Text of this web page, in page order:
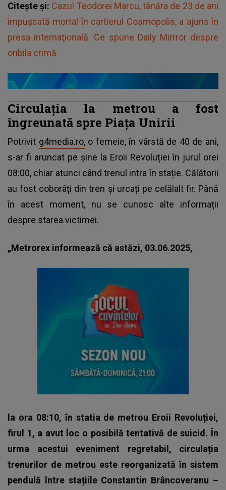
Citește și: Cazul Teodorei Marcu, tânăra de 23 de ani
împuşcată mortal în cartierul Cosmopolis, a ajuns în
presa internaţională. Ce spune Daily Mirrror despre
oribila crimă
Circulația la metrou a fost
îngreunată spre Piața Unirii
Potrivit g4media.ro,o femeie, în vârstă de 40 de ani,
s-ar fi aruncat pe șine la Eroii Revoluției în jurul orei
08:00, chiar atunci când trenul intra în stație. Călătorii
au fost coborâți din tren și urcați pe celălalt fir. Până
în acest moment, nu se cunosc alte informații
despre starea victimei.
„Metrorex informează că astăzi, 03.06.2025,
la ora 08:10, în statia de metrou Eroii Revoluției,
firul 1, a avut loc o posibilă tentativă de suicid. În
urma acestui eveniment regretabil, circulația
trenurilor de metrou este reorganizată în sistem
pendulă între stațiile Constantin Brâncoveranu –